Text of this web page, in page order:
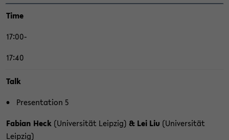
Time
17:00-
17:40
Talk
Pre­sen­ta­ti­on 5
Fa­bi­an Heck (Uni­ver­si­tät Leip­zig) & Lei Liu (Uni­ver­si­tät
Leip­zig)